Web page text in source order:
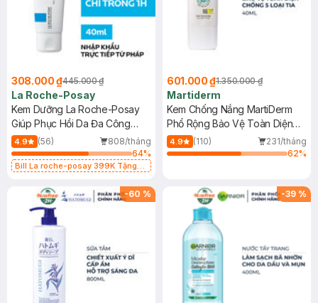
308.000 ₫445.000 ₫
La Roche-Posay
Kem Dưỡng La Roche-Posay
Giúp Phục Hồi Da Đa Công
Dụng 40ml
4.9 (56)
808/tháng
64%
Bill La roche-posay 399K Tặng
(SL có hạn)
601.000 ₫1.350.000 ₫
Martiderm
Kem Chống Nắng MartiDerm
Phổ Rộng Bảo Vệ Toàn Diện
40ml
4.9 (110)
231/tháng
62%
-60 % -39 %